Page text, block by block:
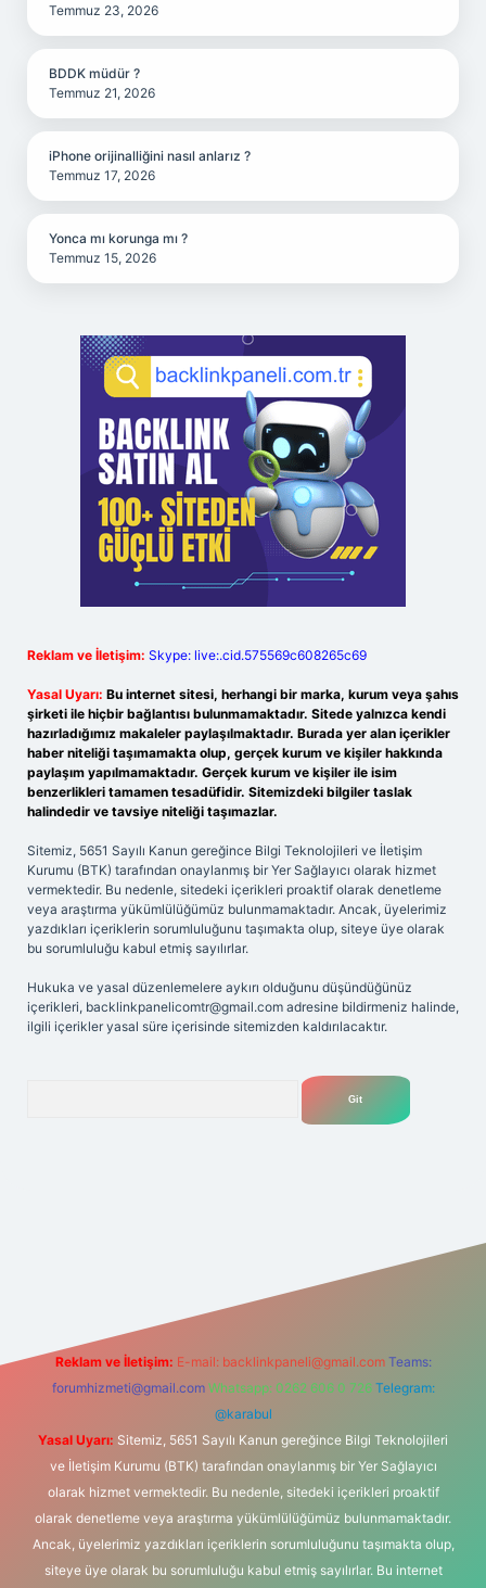
Temmuz 23, 2026
BDDK müdür ?
Temmuz 21, 2026
iPhone orijinalliğini nasıl anlarız ?
Temmuz 17, 2026
Yonca mı korunga mı ?
Temmuz 15, 2026
Reklam ve İletişim: Skype: live:.cid.575569c608265c69
Yasal Uyarı: Bu internet sitesi, herhangi bir marka, kurum veya şahıs
şirketi ile hiçbir bağlantısı bulunmamaktadır. Sitede yalnızca kendi
hazırladığımız makaleler paylaşılmaktadır. Burada yer alan içerikler
haber niteliği taşımamakta olup, gerçek kurum ve kişiler hakkında
paylaşım yapılmamaktadır. Gerçek kurum ve kişiler ile isim
benzerlikleri tamamen tesadüfidir. Sitemizdeki bilgiler taslak
halindedir ve tavsiye niteliği taşımazlar.
Sitemiz, 5651 Sayılı Kanun gereğince Bilgi Teknolojileri ve İletişim
Kurumu (BTK) tarafından onaylanmış bir Yer Sağlayıcı olarak hizmet
vermektedir. Bu nedenle, sitedeki içerikleri proaktif olarak denetleme
veya araştırma yükümlülüğümüz bulunmamaktadır. Ancak, üyelerimiz
yazdıkları içeriklerin sorumluluğunu taşımakta olup, siteye üye olarak
bu sorumluluğu kabul etmiş sayılırlar.
Hukuka ve yasal düzenlemelere aykırı olduğunu düşündüğünüz
içerikleri, backlinkpanelicomtr@gmail.com adresine bildirmeniz halinde,
ilgili içerikler yasal süre içerisinde sitemizden kaldırılacaktır.
Reklam ve İletişim: E-mail: backlinkpaneli@gmail.com Teams:
forumhizmeti@gmail.com Whatsapp: 0262 606 0 726 Telegram:
@karabul
Yasal Uyarı: Sitemiz, 5651 Sayılı Kanun gereğince Bilgi Teknolojileri
ve İletişim Kurumu (BTK) tarafından onaylanmış bir Yer Sağlayıcı
olarak hizmet vermektedir. Bu nedenle, sitedeki içerikleri proaktif
olarak denetleme veya araştırma yükümlülüğümüz bulunmamaktadır.
Ancak, üyelerimiz yazdıkları içeriklerin sorumluluğunu taşımakta olup,
siteye üye olarak bu sorumluluğu kabul etmiş sayılırlar. Bu internet